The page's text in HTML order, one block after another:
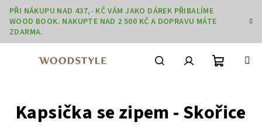
Přejít
obsah
PŘI NÁKUPU NAD 437,- KČ VÁM JAKO DÁREK PŘIBALÍME
WOOD BOOK. NAKUPTE NAD 2 500 KČ A DOPRAVU MÁTE
ZDARMA.
košík
Kapsička se zipem - Skořice